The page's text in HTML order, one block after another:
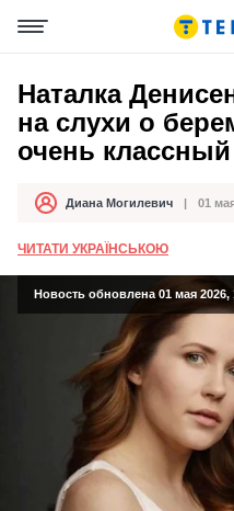
Наталка
на слухи о
очень
АвторДиана Могилевич
Дата публикации 01
ЧИТАТИ УКРАЇНСЬКОЮ
Новость обновлена 01 мая 2026,